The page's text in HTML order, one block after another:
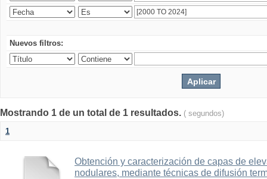
Nuevos filtros:
Mostrando 1 de un total de 1 resultados. ( segundos)
1
Obtención y caracterización de capas de
nodulares, mediante técnicas de difusión